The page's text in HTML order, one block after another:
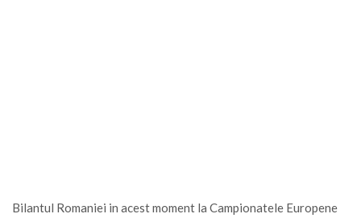
Bilantul Romaniei in acest moment la Campionatele Europene